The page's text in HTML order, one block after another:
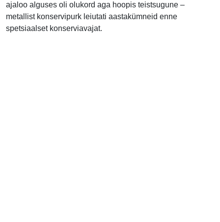
ajaloo alguses oli olukord aga hoopis teistsugune –
metallist konservipurk leiutati aastakümneid enne
spetsiaalset konserviavajat.